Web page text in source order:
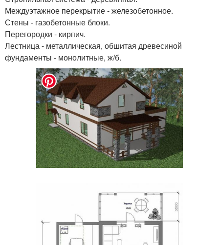
Междуэтажное перекрытие - железобетонное.
Стены - газобетонные блоки.
Перегородки - кирпич.
Лестница - металлическая, обшитая древесиной
фундаменты - монолитные, ж/б.